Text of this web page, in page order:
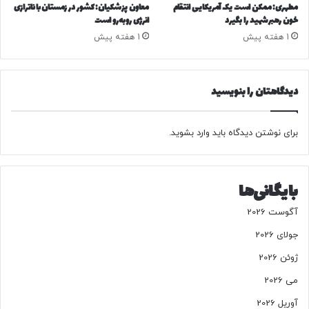
/
ک
ف‌
ک
ی
ی
د
ب
ا
ا
ا
ر
مطهری: ممکن است یک آمریکایی انتقام
خون رهبر شهید را بگیرد
1 هفته پیش
معاون پزشکیان: کشور در زمستان با ناترازی
انرژی روبه‌رو است
1 هفته پیش
دیدگاهتان را بنویسید
برای نوشتن دیدگاه باید وارد بشوید.
بایگانی‌ها
آگوست 2026
جولای 2026
ژوئن 2026
می 2026
آوریل 2026